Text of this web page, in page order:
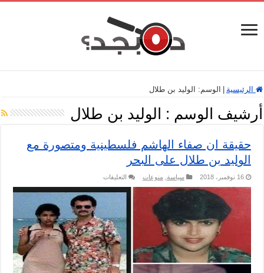
الرئيسية الوسم: الوليد بن طلال
أرشيف الوسم : الوليد بن طلال
حقيقة ان صفاء الهاشم فلسطينية ومتصورة مع
الوليد بن طلال على البحر
16 نوفمبر، 2018 سياسة منوعات التعليقات
ان
صفاء
الهاشم
فلسطينية
ومتصورة
مع
الوليد
بن
طلال
على
البحر